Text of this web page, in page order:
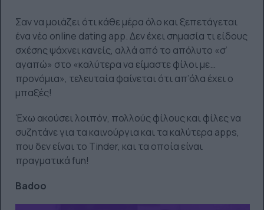
Σαν να μοιάζει ότι κάθε μέρα όλο και ξεπετάγεται
ένα νέο online dating app. Δεν έχει σημασία τι είδους
σχέσης ψάχνει κανείς, αλλά από το απόλυτο «σ’
αγαπώ» στο «καλύτερα να είμαστε φίλοι με…
προνόμια», τελευταία φαίνεται ότι απ’όλα έχει ο
μπαξές!
Έχω ακούσει λοιπόν, πολλούς φίλους και φίλες να
συζητάνε για τα καινούργια και τα καλύτερα apps,
που δεν είναι το Tinder, και τα οποία είναι
πραγματικά fun!
Badoo